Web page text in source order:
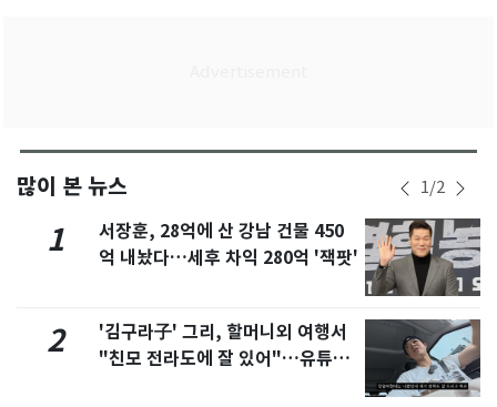
많이 본 뉴스 1/2
1
서장훈, 28억에 산 강남 건물 450
억 내놨다…세후 차익 280억 '잭팟'
2
'김구라子' 그리, 할머니외 여행서
"친모 전라도에 잘 있어"…유튜브